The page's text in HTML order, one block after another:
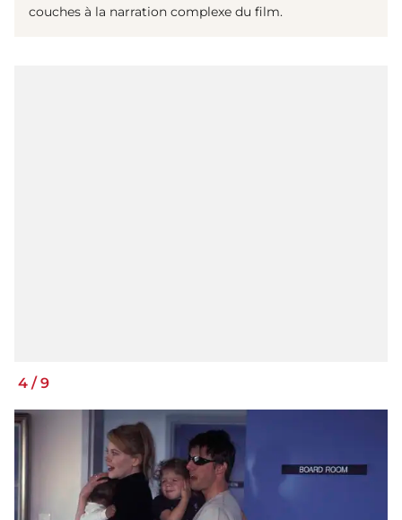
couches à la narration complexe du film.
4 /9